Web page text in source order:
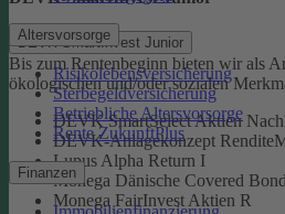
Altersvorsorge
Risikolebensversicherung
Sterbegeldversicherung
Betriebliche Altersvorsorge
Rente ZukunftPlus
Finanzen
DEVK-SmartInvest Junior
Bis zum Rentenbeginn bieten wir als
ökologischen und/oder sozialen
DEVK SmartSelect Aktien
DEVK-Anlagekonzept
Lupus Alpha Return I
Monega Dänische Covered
Monega FairInvest Aktien R